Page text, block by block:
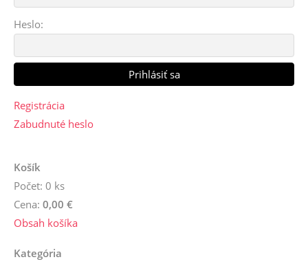
Heslo:
Registrácia
Zabudnuté heslo
Košík
Počet: 0 ks
Cena: 0,00 €
Obsah košíka
Kategória